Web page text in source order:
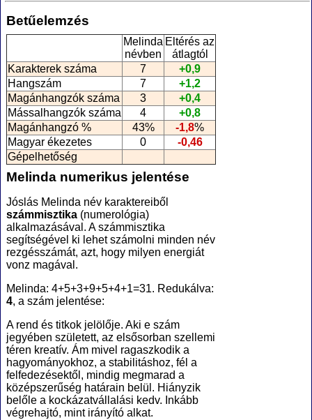
Betűelemzés
Melinda
névben
Eltérés az
átlagtól
Karakterek száma
7
+0,9
Hangszám
7
+1,2
Magánhangzók száma
3
+0,4
Mássalhangzók száma
4
+0,8
Magánhangzó %
43% -1,8%
Magyar ékezetes
0
-0,46
Gépelhetőség
Melinda numerikus jelentése
Jóslás Melinda név karaktereiből
számmisztika (numerológia)
alkalmazásával. A számmisztika
segítségével ki lehet számolni minden név
rezgésszámát, azt, hogy milyen energiát
vonz magával.
Melinda: 4+5+3+9+5+4+1=31. Redukálva:
4, a szám jelentése:
A rend és titkok jelölője. Aki e szám
jegyében született, az elsősorban szellemi
téren kreatív. Ám mivel ragaszkodik a
hagyományokhoz, a stabilitáshoz, fél a
felfedezésektől, mindig megmarad a
középszerűség határain belül. Hiányzik
belőle a kockázatvállalási kedv. Inkább
végrehajtó, mint irányító alkat.